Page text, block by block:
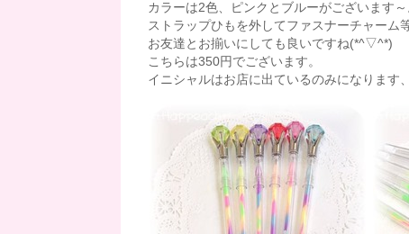
カラーは2色、ピンクとブルーがございます～
ストラップひもを外してファスナーチャーム
お友達とお揃いにしても良いですね(*^▽^*)
こちらは350円でございます。
イニシャルはお店に出ているのみになります